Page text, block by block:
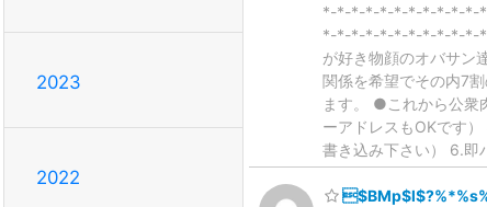
2023
2022
*-*-*-*-*-*-*-*-*-*-*-*-
*-*-*-*-*-*-*-*-*-*-*-*-
が好き物顔のオバサン
関係を希望でその内7
ます。 ●これから公衆
ーアドレスもOKです
書き込み下さい） 6.即